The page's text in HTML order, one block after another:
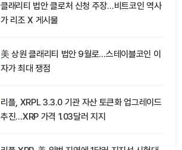
클래리티 법안 클로처 신청 주장…비트코인 역사
가 리조 X 게시물
美 상원 클래리티 법안 9월로…스테이블코인 이
자가 최대 쟁점
리플, XRPL 3.3.0 기관 자산 토큰화 업그레이드
추진…XRP 가격 1.03달러 지지